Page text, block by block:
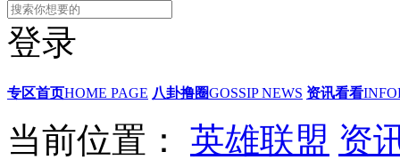
登录
专区首页HOME PAGE 八卦撸圈GOSSIP NEWS 资讯看看
当前位置： 英雄联盟 资